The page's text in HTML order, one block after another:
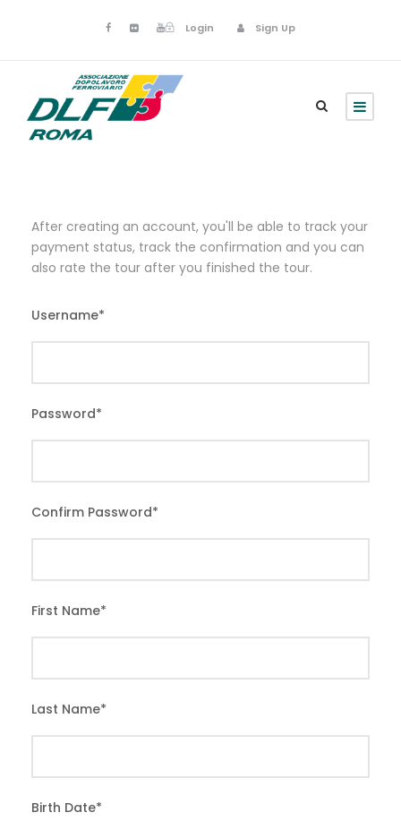
Login Sign Up
After creating an account, you'll be able to track your
payment status, track the confirmation and you can
also rate the tour after you finished the tour.
Username*
Password*
Confirm Password*
First Name*
Last Name*
Birth Date*